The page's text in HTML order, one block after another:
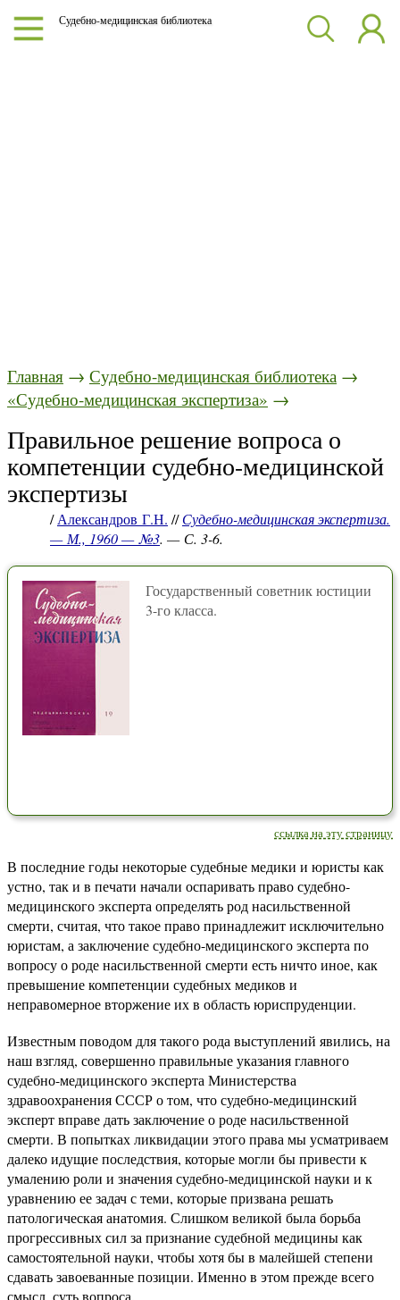
Судебно-медицинская библиотека
Главная → Судебно-медицинская библиотека →
«Судебно-медицинская экспертиза» →
Правильное решение вопроса о
компетенции судебно-медицинской
экспертизы
/Александров Г.Н. //Судебно-медицинская экспертиза.
— М., 1960 — №3. — С. 3-6.
Государственный советник юстиции
3-го класса.
ссылка на эту страницу
В последние годы некоторые судебные медики и юристы как
устно, так и в печати начали оспаривать право судебно-
медицинского эксперта определять род насильственной
смерти, считая, что такое право принадлежит исключительно
юристам, а заключение судебно-медицинского эксперта по
вопросу о роде насильственной смерти есть ничто иное, как
превышение компетенции судебных медиков и
неправомерное вторжение их в область юриспруденции.
Известным поводом для такого рода выступлений явились, на
наш взгляд, совершенно правильные указания главного
судебно-медицинского эксперта Министерства
здравоохранения СССР о том, что судебно-медицинский
эксперт вправе дать заключение о роде насильственной
смерти. В попытках ликвидации этого права мы усматриваем
далеко идущие последствия, которые могли бы привести к
умалению роли и значения судебно-медицинской науки и к
уравнению ее задач с теми, которые призвана решать
патологическая анатомия. Слишком великой была борьба
прогрессивных сил за признание судебной медицины как
самостоятельной науки, чтобы хотя бы в малейшей степени
сдавать завоеванные позиции. Именно в этом прежде всего
смысл, суть вопроса.